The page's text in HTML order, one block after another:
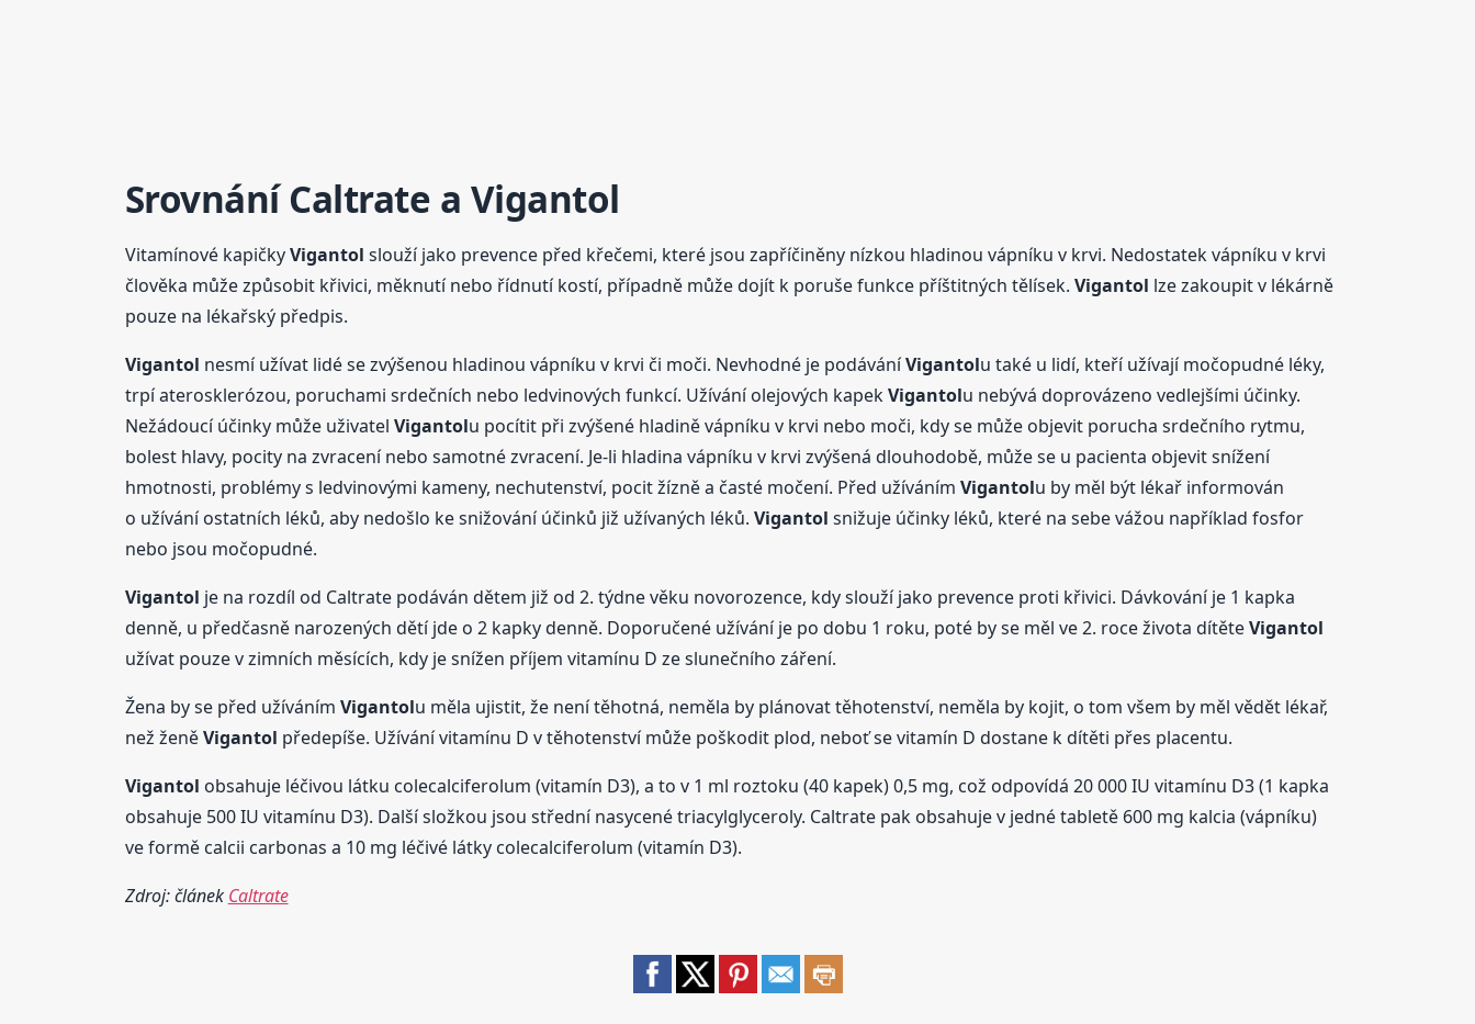
Srovnání Caltrate a Vigantol
Vitamínové kapičkyVigantol slouží jako prevence před křečemi, které jsou zapříčiněny nízkou hladinou vápníku v krvi. Nedostatek vápníku v krvi
člověka může způsobit křivici, měknutí nebo řídnutí kostí, případně může dojít k poruše funkce příštitných tělísek. Vigantol lze zakoupit v lékárně
pouze na lékařský předpis.
Vigantol nesmí užívat lidé se zvýšenou hladinou vápníku v krvi či moči. Nevhodné je podáváníVigantolu také u lidí, kteří užívají močopudné léky,
trpí aterosklerózou, poruchami srdečních nebo ledvinových funkcí. Užívání olejových kapekVigantolu nebývá doprovázeno vedlejšími účinky.
Nežádoucí účinky může uživatel Vigantolu pocítit při zvýšené hladině vápníku v krvi nebo moči, kdy se může objevit porucha srdečního rytmu,
bolest hlavy, pocity na zvracení nebo samotné zvracení. Je-li hladina vápníku v krvi zvýšená dlouhodobě, může se u pacienta objevit snížení
hmotnosti, problémy s ledvinovými kameny, nechutenství, pocit žízně a časté močení. Před užíváním Vigantolu by měl být lékař informován
o užívání ostatních léků, aby nedošlo ke snižování účinků již užívaných léků. Vigantol snižuje účinky léků, které na sebe vážou například fosfor
nebo jsou močopudné.
Vigantol je na rozdíl od Caltrate podáván dětem již od 2. týdne věku novorozence, kdy slouží jako prevence proti křivici. Dávkování je 1 kapka
denně, u předčasně narozených dětí jde o 2 kapky denně. Doporučené užívání je po dobu 1 roku, poté by se měl ve 2. roce života dítěteVigantol
užívat pouze v zimních měsících, kdy je snížen příjem vitamínu D ze slunečního záření.
Žena by se před užíváním Vigantolu měla ujistit, že není těhotná, neměla by plánovat těhotenství, neměla by kojit, o tom všem by měl vědět lékař,
než ženěVigantol předepíše. Užívání vitamínu D v těhotenství může poškodit plod, neboť se vitamín D dostane k dítěti přes placentu.
Vigantol obsahuje léčivou látku colecalciferolum (vitamín D3), a to v 1 ml roztoku (40 kapek) 0,5 mg, což odpovídá 20 000 IU vitamínu D3 (1 kapka
obsahuje 500 IU vitamínu D3). Další složkou jsou střední nasycené triacylglyceroly. Caltrate pak obsahuje v jedné tabletě 600 mg kalcia (vápníku)
ve formě calcii carbonas a 10 mg léčivé látky colecalciferolum (vitamín D3).
Zdroj: článek Caltrate